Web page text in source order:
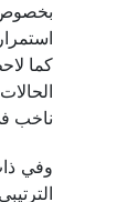
ناخب